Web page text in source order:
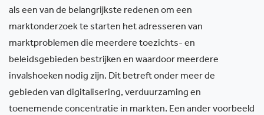
als een van de belangrijkste redenen om een
marktonderzoek te starten het adresseren van
marktproblemen die meerdere toezichts- en
beleidsgebieden bestrijken en waardoor meerdere
invalshoeken nodig zijn. Dit betreft onder meer de
gebieden van digitalisering, verduurzaming en
toenemende concentratie in markten. Een ander voorbeeld